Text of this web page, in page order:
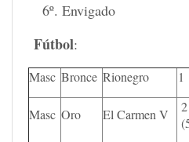
6º. Envigado
Fútbol:
Masc Bronce Rionegro 1
Masc Oro El Carmen V
2